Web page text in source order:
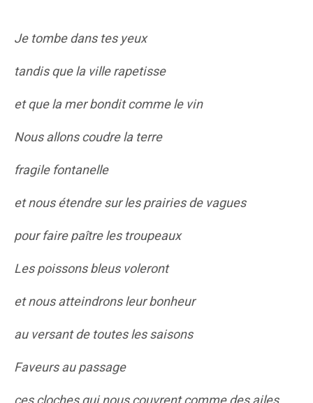
Je tombe dans tes yeux
tandis que la ville rapetisse
et que la mer bondit comme le vin
Nous allons coudre la terre
fragile fontanelle
et nous étendre sur les prairies de vagues
pour faire paître les troupeaux
Les poissons bleus voleront
et nous atteindrons leur bonheur
au versant de toutes les saisons
Faveurs au passage